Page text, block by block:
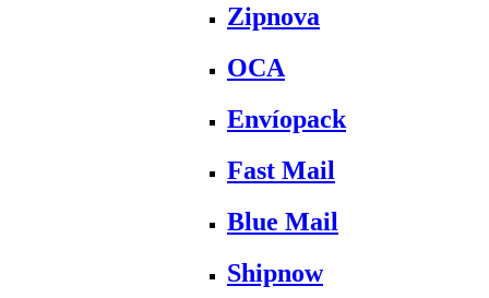
Zipnova
OCA
Envíopack
Fast Mail
Blue Mail
Shipnow